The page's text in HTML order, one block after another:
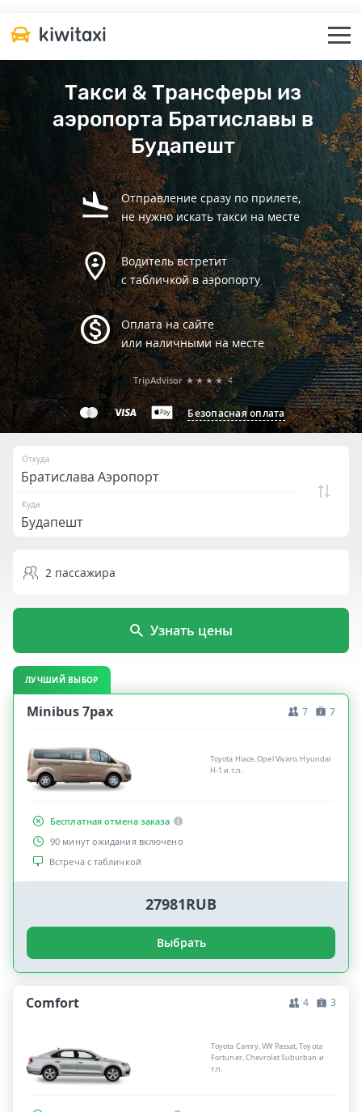
Такси & Трансферы из
аэропорта Братиславы в
Будапешт
Отправление сразу по прилете,
не нужно искать такси на месте
Водитель встретит
с табличкой в аэропорту
Оплата на сайте
или наличными на месте
Безопасная оплата
TripAdvisor ★★★★ 4
Откуда
Куда
2 пассажира
Узнать цены
ЛУЧШИЙ ВЫБОР
Minibus 7pax 7 7
Toyota Hiace, Opel Vivaro, Hyundai
H-1 и т.п.
Бесплатная отмена заказа
90 минут ожидания включено
Встреча с табличкой
27981RUB
Выбрать
Comfort 4 3
Toyota Camry, VW Passat, Toyota
Fortuner, Chevrolet Suburban и
т.п.